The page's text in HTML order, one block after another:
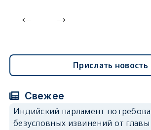
Прислать новость
Свежее
Индийский парламент
безусловных извинений от